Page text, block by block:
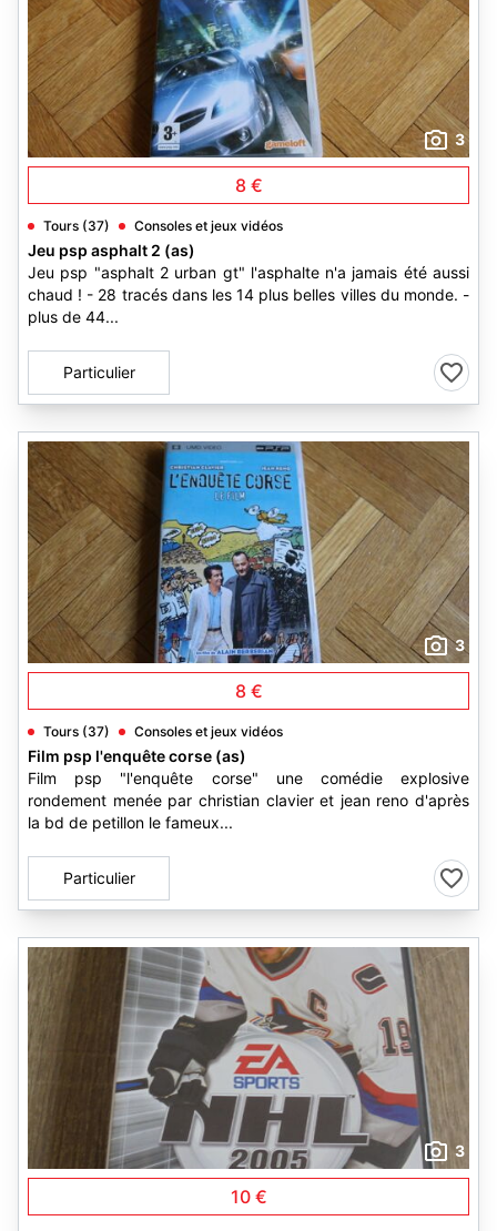
3
8 €
Tours (37) Consoles et jeux vidéos
Jeu psp asphalt 2 (as)
Jeu psp "asphalt 2 urban gt" l'asphalte n'a jamais été aussi
chaud ! - 28 tracés dans les 14 plus belles villes du monde. -
plus de 44...
Particulier
3
8 €
Tours (37) Consoles et jeux vidéos
Film psp l'enquête corse (as)
Film psp "l'enquête corse" une comédie explosive
rondement menée par christian clavier et jean reno d'après
la bd de petillon le fameux...
Particulier
3
10 €